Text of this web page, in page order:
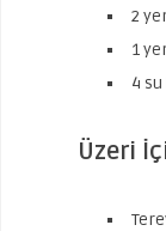
2
1
4
Üzeri